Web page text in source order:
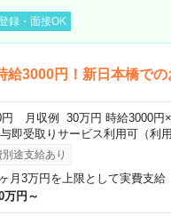
録・面接OK
給3000円！新日本橋で
円 月収例 30万円 時給3000円
即受取りサービス利用可（利用
途支給あり
月3万円を上限として実費支給
万円～